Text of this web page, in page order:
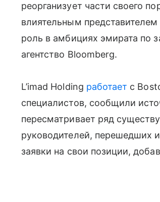
реорганизует части своего
влиятельным
роль в амбициях эмирата по
агентство Bloomberg.
L’imad Holding работает с
специалистов, сообщили
пересматривает ряд
руководителей, перешедших
заявки на свои позиции,